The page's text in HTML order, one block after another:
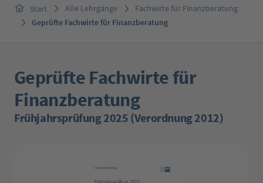
Start Alle Lehrgänge
Fachwirte für Finanzberatung
Geprüfte Fachwirte für Finanzberatung
Geprüfte Fachwirte für
Finanzberatung
Frühjahrsprüfung 2025 (Verordnung 2012)